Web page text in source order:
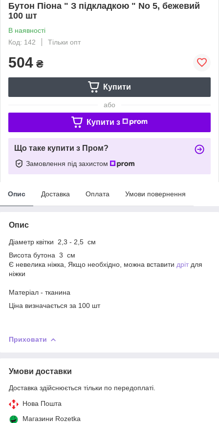
Бутон Піона " З підкладкою " No 5, бежевий
100 шт
В наявності
Код: 142
Тільки опт
504 ₴
Купити
або
Купити з
Що таке купити з Пром?
Замовлення під захистом
Опис Доставка Оплата Умови повернення
Опис
Діаметр квітки 2,3 - 2,5 см
Висота бутона 3 см
Є невелика ніжка, Якщо необхідно, можна вставити дріт для
ніжки
Матеріал - тканина
Ціна визначається за 100 шт
Приховати
Умови доставки
Доставка здійснюється тільки по передоплаті.
Нова Пошта
Магазини Rozetka